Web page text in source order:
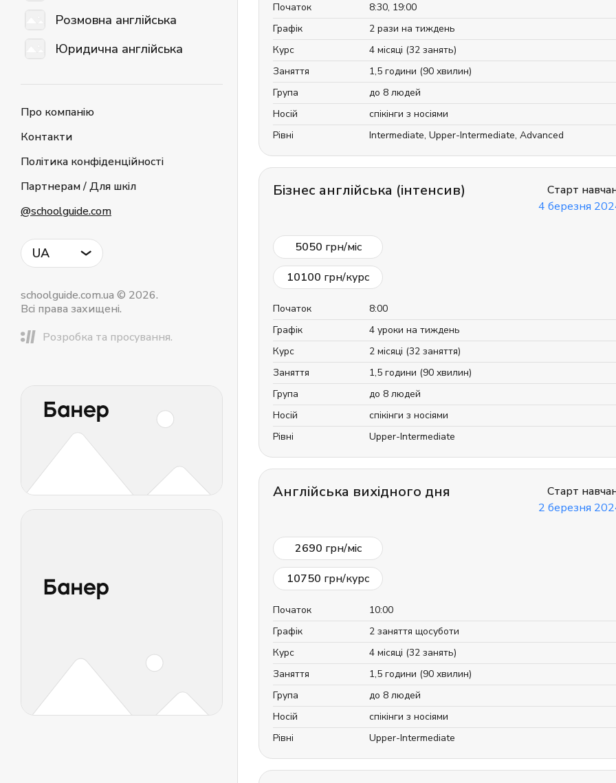
Розмовна англійська
Юридична англійська
Про компанію
Контакти
Політика конфіденційності
Партнерам / Для шкіл
@schoolguide.com
UA
schoolguide.com.ua © 2026.
Всі права захищені.
Розробка та просування.
Початок
8:30, 19:00
Графік
2 рази на тиждень
Курс
4 місяці (32 занять)
Заняття
1,5 години (90 хвилин)
Група
до 8 людей
Носій
спікінги з носіями
Рівні
Intermediate, Upper-Intermediate, Advanced
Бізнес англійська (інтенсив)
Старт
4 березня
5050 грн/міс
10100 грн/курс
Початок
8:00
Графік
4 уроки на тиждень
Курс
2 місяці (32 заняття)
Заняття
1,5 години (90 хвилин)
Група
до 8 людей
Носій
спікінги з носіями
Рівні
Upper-Intermediate
Англійська вихідного дня
Старт
2 березня
2690 грн/міс
10750 грн/курс
Початок
10:00
Графік
2 заняття щосуботи
Курс
4 місяці (32 занять)
Заняття
1,5 години (90 хвилин)
Група
до 8 людей
Носій
спікінги з носіями
Рівні
Upper-Intermediate